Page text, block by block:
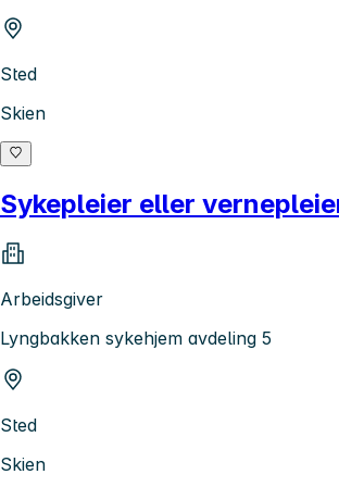
Sted
Skien
Sykepleier eller
Arbeidsgiver
Lyngbakken sykehjem avdeling 5
Sted
Skien